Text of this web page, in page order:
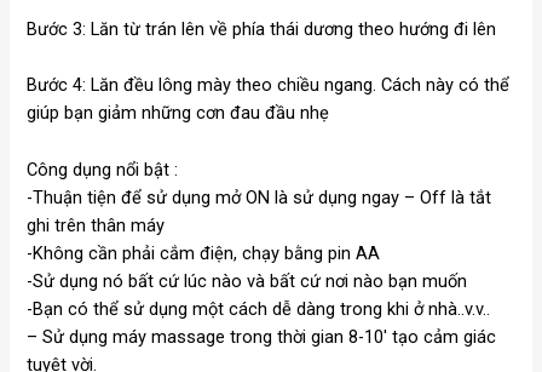
Bước 3: Lăn từ trán lên về phía thái dương theo hướng đi lên
Bước 4: Lăn đều lông mày theo chiều ngang. Cách này có thể
giúp bạn giảm những cơn đau đầu nhẹ
Công dụng nổi bật :
-Thuận tiện để sử dụng mở ON là sử dụng ngay – Off là tắt
ghi trên thân máy
-Không cần phải cắm điện, chạy bằng pin AA
-Sử dụng nó bất cứ lúc nào và bất cứ nơi nào bạn muốn
-Bạn có thể sử dụng một cách dễ dàng trong khi ở nhà..v.v..
– Sử dụng máy massage trong thời gian 8-10′ tạo cảm giác
tuyệt vời.